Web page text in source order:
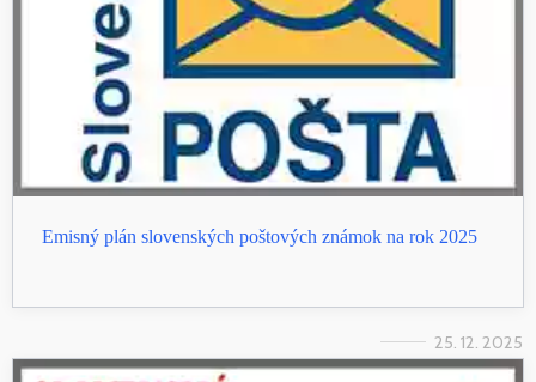
Emisný plán slovenských poštových známok na rok 2025
25. 12. 2025